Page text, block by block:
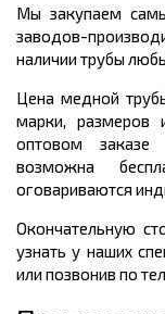
Мы закупаем
заводов-
наличии трубы
Цена медной
марки, размеров
оптовом заказе
возможна
оговариваются
Окончательную
узнать у наших
или позвонив по